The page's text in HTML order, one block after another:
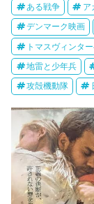
ある戦争 ア
デンマーク映画
トマスヴィンタ
地雷と少年兵
攻殻機動隊